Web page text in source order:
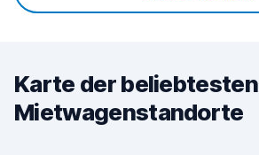
Karte der beliebtesten
Mietwagenstandorte